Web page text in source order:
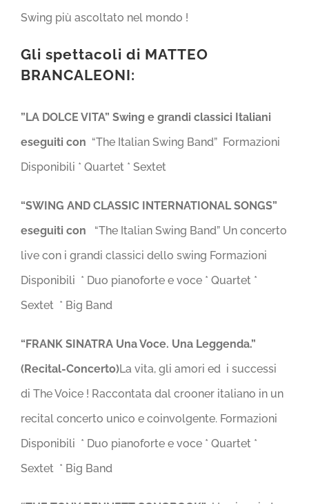
Swing più ascoltato nel mondo !
Gli spettacoli di MATTEO
BRANCALEONI:
”LA DOLCE VITA” Swing e grandi classici Italiani
eseguiti con “The Italian Swing Band” Formazioni
Disponibili * Quartet * Sextet
“SWING AND CLASSIC INTERNATIONAL SONGS”
eseguiti con
“The Italian Swing Band” Un concerto
live con i grandi classici dello swing Formazioni
Disponibili * Duo pianoforte e voce * Quartet *
Sextet * Big Band
“FRANK SINATRA Una Voce. Una Leggenda.”
(Recital-Concerto)La vita, gli amori ed i successi
di The Voice ! Raccontata dal crooner italiano in un
recital concerto unico e coinvolgente. Formazioni
Disponibili * Duo pianoforte e voce * Quartet *
Sextet * Big Band